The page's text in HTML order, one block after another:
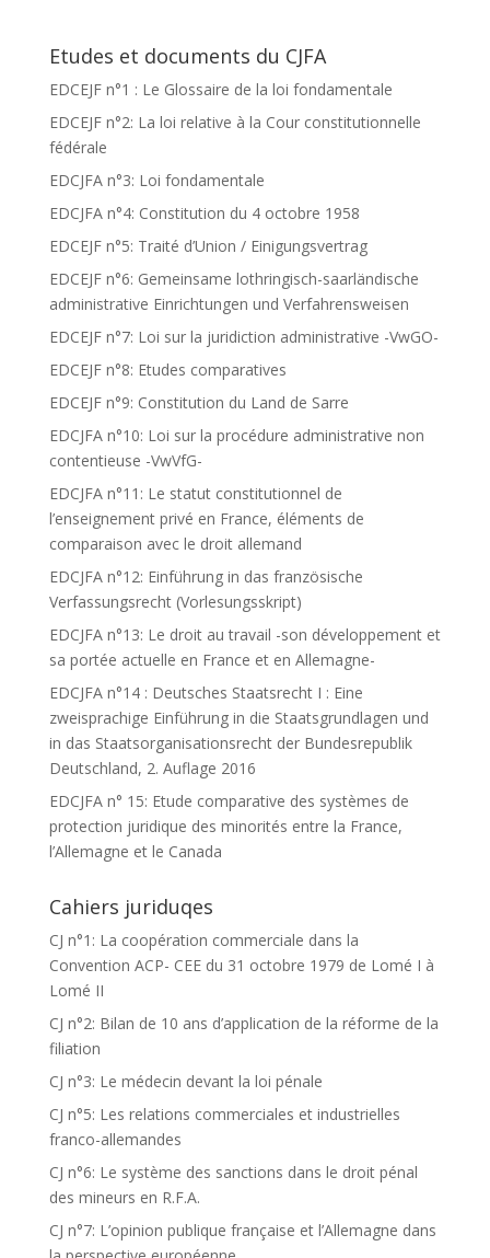
Etudes et documents du CJFA
EDCEJF n°1 : Le Glossaire de la loi fondamentale
EDCEJF n°2: La loi relative à la Cour constitutionnelle
fédérale
EDCJFA n°3: Loi fondamentale
EDCJFA n°4: Constitution du 4 octobre 1958
EDCEJF n°5: Traité d’Union / Einigungsvertrag
EDCEJF n°6: Gemeinsame lothringisch-saarländische
administrative Einrichtungen und Verfahrensweisen
EDCEJF n°7: Loi sur la juridiction administrative -VwGO-
EDCEJF n°8: Etudes comparatives
EDCEJF n°9: Constitution du Land de Sarre
EDCJFA n°10: Loi sur la procédure administrative non
contentieuse -VwVfG-
EDCJFA n°11: Le statut constitutionnel de
l’enseignement privé en France, éléments de
comparaison avec le droit allemand
EDCJFA n°12: Einführung in das französische
Verfassungsrecht (Vorlesungsskript)
EDCJFA n°13: Le droit au travail -son développement et
sa portée actuelle en France et en Allemagne-
EDCJFA n°14 : Deutsches Staatsrecht I : Eine
zweisprachige Einführung in die Staatsgrundlagen und
in das Staatsorganisationsrecht der Bundesrepublik
Deutschland, 2. Auflage 2016
EDCJFA n° 15: Etude comparative des systèmes de
protection juridique des minorités entre la France,
l’Allemagne et le Canada
Cahiers juriduqes
CJ n°1: La coopération commerciale dans la
Convention ACP- CEE du 31 octobre 1979 de Lomé I à
Lomé II
CJ n°2: Bilan de 10 ans d’application de la réforme de la
filiation
CJ n°3: Le médecin devant la loi pénale
CJ n°5: Les relations commerciales et industrielles
franco-allemandes
CJ n°6: Le système des sanctions dans le droit pénal
des mineurs en R.F.A.
CJ n°7: L’opinion publique française et l’Allemagne dans